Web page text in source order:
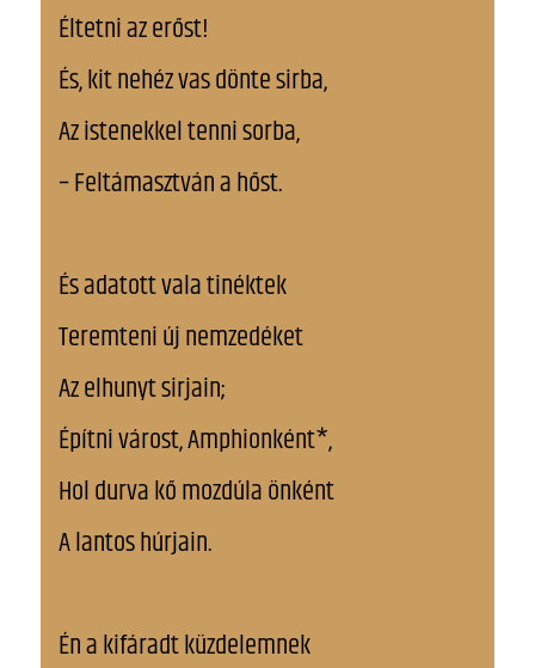
Éltetni az erőst!
És, kit nehéz vas dönte sirba,
Az istenekkel tenni sorba,
– Feltámasztván a hőst.
És adatott vala tinéktek
Teremteni új nemzedéket
Az elhunyt sirjain;
Építni várost, Amphionként*,
Hol durva kő mozdúla önként
A lantos húrjain.
Én a kifáradt küzdelemnek